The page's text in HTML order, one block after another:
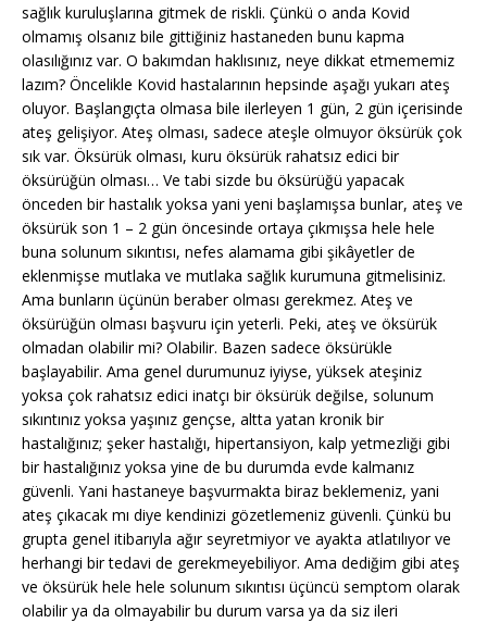
sağlık kuruluşlarına gitmek de riskli. Çünkü o anda Kovid
olmamış olsanız bile gittiğiniz hastaneden bunu kapma
olasılığınız var. O bakımdan haklısınız, neye dikkat etmememiz
lazım? Öncelikle Kovid hastalarının hepsinde aşağı yukarı ateş
oluyor. Başlangıçta olmasa bile ilerleyen 1 gün, 2 gün içerisinde
ateş gelişiyor. Ateş olması, sadece ateşle olmuyor öksürük çok
sık var. Öksürük olması, kuru öksürük rahatsız edici bir
öksürüğün olması… Ve tabi sizde bu öksürüğü yapacak
önceden bir hastalık yoksa yani yeni başlamışsa bunlar, ateş ve
öksürük son 1 – 2 gün öncesinde ortaya çıkmışsa hele hele
buna solunum sıkıntısı, nefes alamama gibi şikâyetler de
eklenmişse mutlaka ve mutlaka sağlık kurumuna gitmelisiniz.
Ama bunların üçünün beraber olması gerekmez. Ateş ve
öksürüğün olması başvuru için yeterli. Peki, ateş ve öksürük
olmadan olabilir mi? Olabilir. Bazen sadece öksürükle
başlayabilir. Ama genel durumunuz iyiyse, yüksek ateşiniz
yoksa çok rahatsız edici inatçı bir öksürük değilse, solunum
sıkıntınız yoksa yaşınız gençse, altta yatan kronik bir
hastalığınız; şeker hastalığı, hipertansiyon, kalp yetmezliği gibi
bir hastalığınız yoksa yine de bu durumda evde kalmanız
güvenli. Yani hastaneye başvurmakta biraz beklemeniz, yani
ateş çıkacak mı diye kendinizi gözetlemeniz güvenli. Çünkü bu
grupta genel itibarıyla ağır seyretmiyor ve ayakta atlatılıyor ve
herhangi bir tedavi de gerekmeyebiliyor. Ama dediğim gibi ateş
ve öksürük hele hele solunum sıkıntısı üçüncü semptom olarak
olabilir ya da olmayabilir bu durum varsa ya da siz ileri